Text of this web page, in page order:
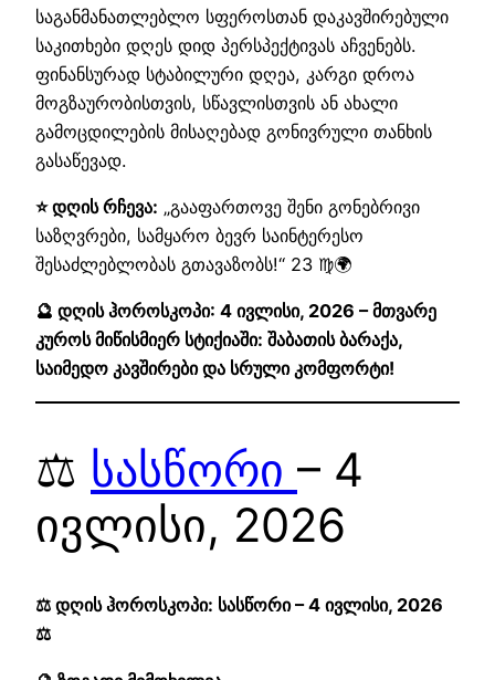
საგანმანათლებლო სფეროსთან დაკავშირებული
საკითხები დღეს დიდ პერსპექტივას აჩვენებს.
ფინანსურად სტაბილური დღეა, კარგი დროა
მოგზაურობისთვის, სწავლისთვის ან ახალი
გამოცდილების მისაღებად გონივრული თანხის
გასაწევად.
⭐ დღის რჩევა: „გააფართოვე შენი გონებრივი
საზღვრები, სამყარო ბევრ საინტერესო
შესაძლებლობას გთავაზობს!“ 23 ♍🌍
🔮 დღის ჰოროსკოპი: 4 ივლისი, 2026 – მთვარე
კუროს მიწისმიერ სტიქიაში: შაბათის ბარაქა,
საიმედო კავშირები და სრული კომფორტი!
⚖️ სასწორი – 4
ივლისი, 2026
⚖️ დღის ჰოროსკოპი: სასწორი – 4 ივლისი, 2026
⚖️